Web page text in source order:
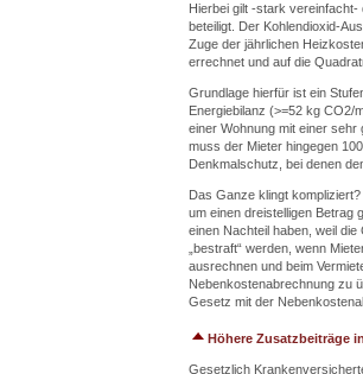
Hierbei gilt -stark
beteiligt. Der Kohlendioxid-
Zuge der jährlichen
errechnet und auf die
Grundlage hierfür ist ein
Energiebilanz (>=52 kg CO2/
einer Wohnung mit einer
muss der Mieter hingegen
Denkmalschutz, bei denen
Das Ganze klingt
um einen dreistelligen Betrag
einen Nachteil haben, weil
„bestraft“ werden, wenn
ausrechnen und beim
Nebenkostenabrechnung zu
Gesetz mit der
Höhere Zusatzbeiträge
Gesetzlich